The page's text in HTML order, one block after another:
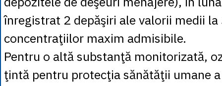
înregistrat 2 depăşiri ale valorii medii
concentraţiilor maxim admisibile.
Pentru o altă substanţă monitorizată,
ţintă pentru protecţia sănătăţii umane